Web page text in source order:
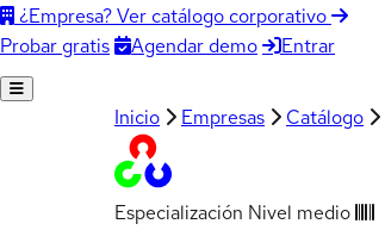
¿Empresa? Ver catálogo corporativo
Probar gratis
Agendar demo Entrar
Inicio Empresas Catálogo
Especialización Nivel medio